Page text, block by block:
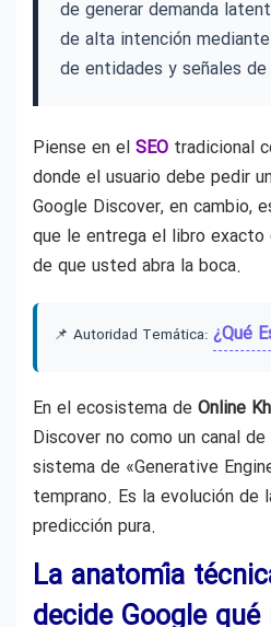
de generar demanda
de alta intención
de entidades y señales
Piense en el SEO tradicional
donde el usuario debe pedir
Google Discover, en cambio,
que le entrega el libro exacto
de que usted abra la boca.
📌 Autoridad Temática: ¿Qué
En el ecosistema de Online
Discover no como un canal
sistema de «Generative
temprano. Es la evolución de
predicción pura.
La anatomía
decide Google